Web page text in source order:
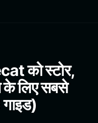
को स्टोर,
लिए सबसे